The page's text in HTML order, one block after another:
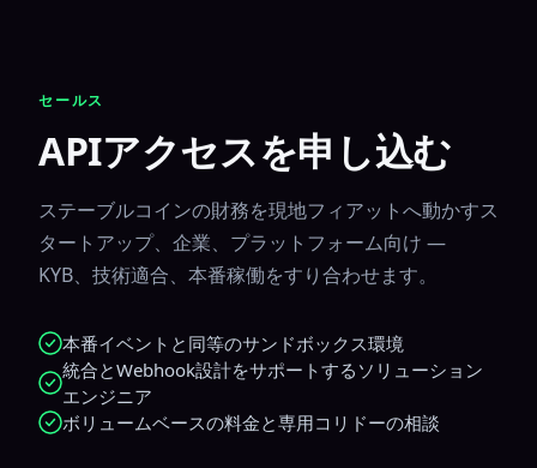
セールス
APIアクセスを申し込む
ステーブルコインの財務を現地フィアットへ動かすス
タートアップ、企業、プラットフォーム向け —
KYB、技術適合、本番稼働をすり合わせます。
本番イベントと同等のサンドボックス環境
統合とWebhook設計をサポートするソリューション
エンジニア
ボリュームベースの料金と専用コリドーの相談